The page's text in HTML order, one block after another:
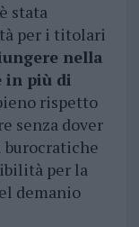
stata
per i titolari
nella
in più di
rispetto
senza dover
burocratiche
per la
demanio